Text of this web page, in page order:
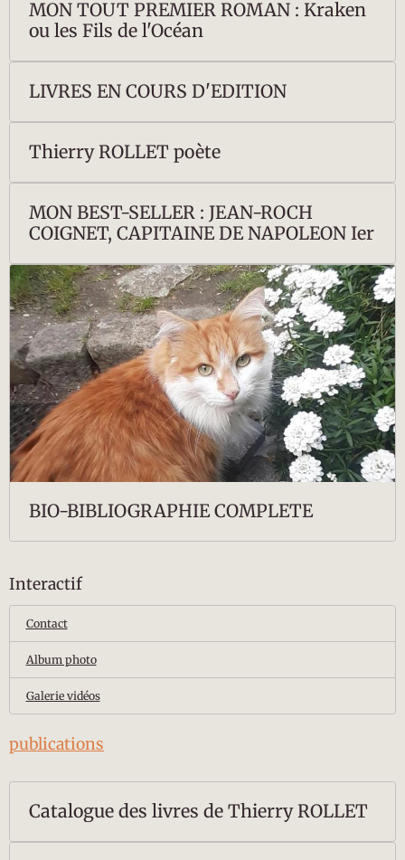
MON TOUT PREMIER ROMAN : Kraken
ou les Fils de l'Océan
LIVRES EN COURS D'EDITION
Thierry ROLLET poète
MON BEST-SELLER : JEAN-ROCH
COIGNET, CAPITAINE DE NAPOLEON Ier
BIO-BIBLIOGRAPHIE COMPLETE
Interactif
Contact
Album photo
Galerie vidéos
publications
Catalogue des livres de Thierry ROLLET